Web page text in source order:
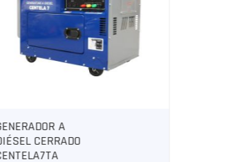
DIAMANTITOP